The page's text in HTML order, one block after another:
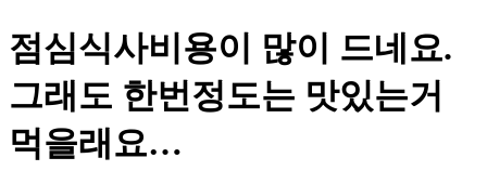
점심식사비용이 많이 드네요.
그래도 한번정도는 맛있는거
먹을래요…